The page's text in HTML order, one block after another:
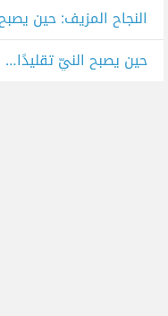
النجاح المزيف: حين
حين يصبح النيّ